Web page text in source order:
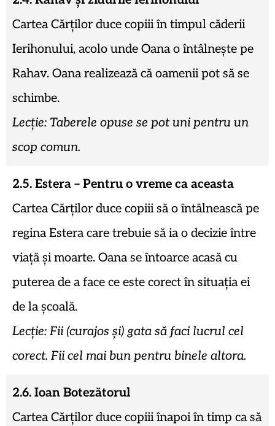
Cartea Cărților duce copiii în timpul căderii
Ierihonului, acolo unde Oana o întâlnește pe
Rahav. Oana realizează că oamenii pot să se
schimbe.
Lecție: Taberele opuse se pot uni pentru un
scop comun.
2.5. Estera – Pentru o vreme ca aceasta
Cartea Cărților duce copiii să o întâlnească pe
regina Estera care trebuie să ia o decizie între
viață și moarte. Oana se întoarce acasă cu
puterea de a face ce este corect în situația ei
de la școală.
Lecție: Fii (curajos și) gata să faci lucrul cel
corect. Fii cel mai bun pentru binele altora.
2.6. Ioan Botezătorul
Cartea Cărților duce copiii înapoi în timp ca să